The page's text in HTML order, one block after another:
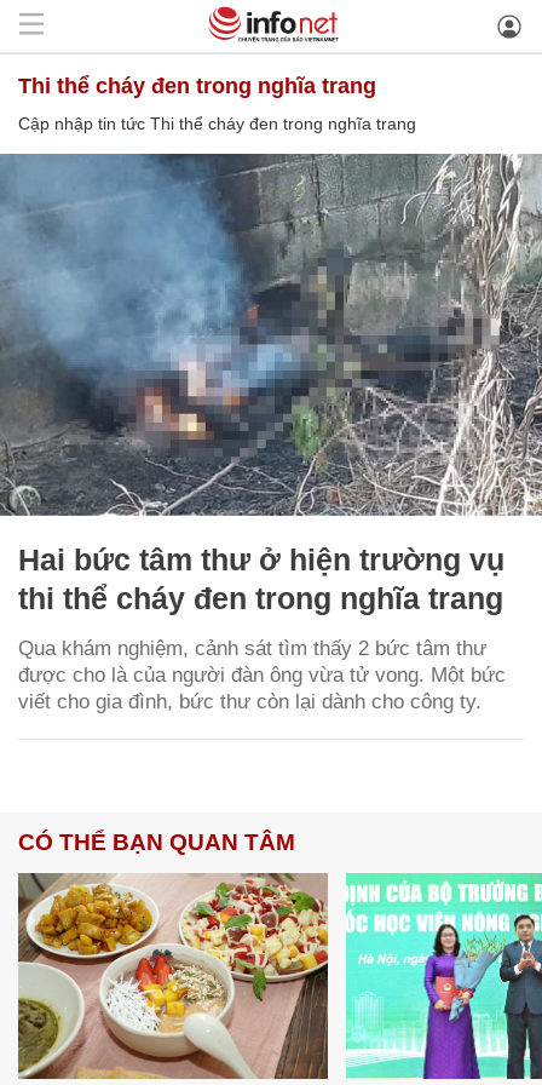
Thi thể cháy đen trong nghĩa trang
Cập nhập tin tức Thi thể cháy đen trong nghĩa trang
Hai bức tâm thư ở hiện trường vụ
thi thể cháy đen trong nghĩa trang
Qua khám nghiệm, cảnh sát tìm thấy 2 bức tâm thư
được cho là của người đàn ông vừa tử vong. Một bức
viết cho gia đình, bức thư còn lại dành cho công ty.
CÓ THỂ BẠN QUAN TÂM